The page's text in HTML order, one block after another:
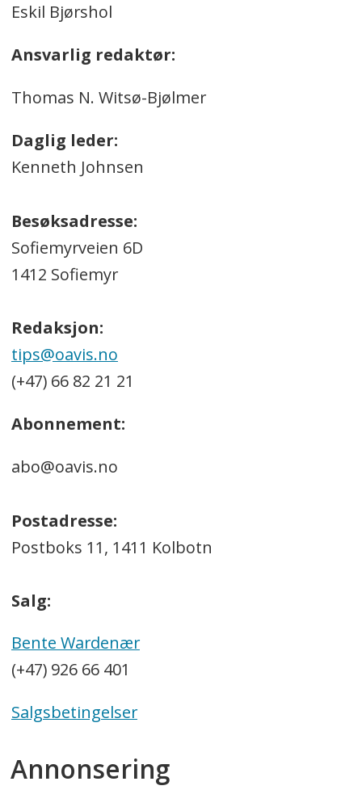
Eskil Bjørshol
Ansvarlig redaktør:
Thomas N. Witsø-Bjølmer
Daglig leder:
Kenneth Johnsen
Besøksadresse:
Sofiemyrveien 6D
1412 Sofiemyr
Redaksjon:
tips@oavis.no
(+47) 66 82 21 21
Abonnement:
abo@oavis.no
Postadresse:
Postboks 11, 1411 Kolbotn
Salg:
Bente Wardenær
(+47) 926 66 401
Salgsbetingelser
Annonsering